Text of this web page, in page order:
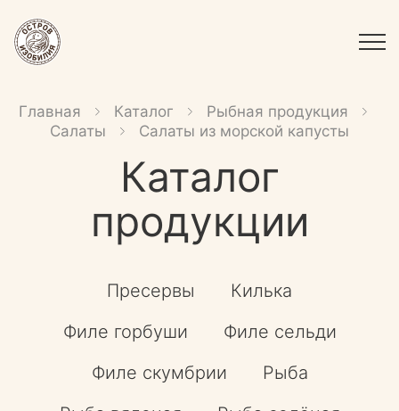
Главная Каталог
Рыбная продукция
Салаты
Салаты из морской капусты
Каталог
продукции
Пресервы
Килька
Филе горбуши
Филе сельди
Филе скумбрии
Рыба